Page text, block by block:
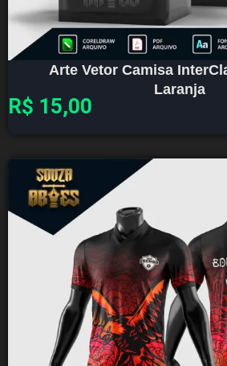
Arte Vetor Camisa
Laranja
R$ 15,00